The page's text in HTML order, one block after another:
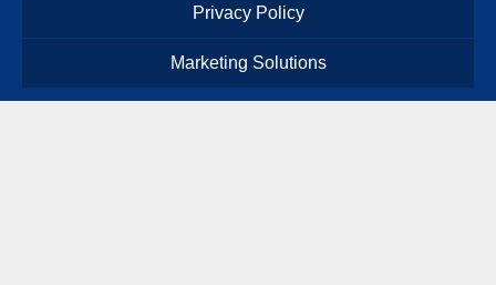
Privacy Policy
Marketing Solutions